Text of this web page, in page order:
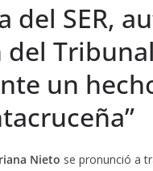
del SER,
un
Nieto se pronunció a